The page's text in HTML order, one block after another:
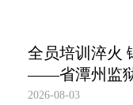
全员培训淬火
——省潭州监
实现全覆盖
2026-08-03